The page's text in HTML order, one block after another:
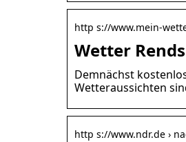
http s://www.mein-
Wetter
Demnächst
Wetteraussichten
http s://www.ndr.de ›